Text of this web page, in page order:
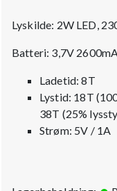
Lyskilde: 2W LED,
Batteri: 3,7V
Ladetid: 8T
Lystid: 18T
38T (25%
Strøm: 5V / 1A